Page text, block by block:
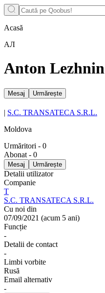
Acasă
АЛ
Anton Lezhnin
Mesaj Urmărește
| S.C. TRANSATECA S.R.L.
Moldova
Urmăritori - 0
Abonat - 0
Mesaj Urmărește
Detalii utilizator
Companie
T
S.C. TRANSATECA S.R.L.
Cu noi din
07/09/2021 (acum 5 ani)
Funcție
-
Detalii de contact
-
Limbi vorbite
Rusă
Email alternativ
-